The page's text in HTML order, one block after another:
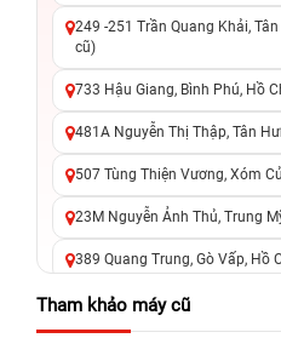
249 -251 Trần Quang Khải,
cũ)
733 Hậu Giang, Bình Phú, Hồ
481A Nguyễn Thị Thập, Tân
507 Tùng Thiện Vương, Xóm
23M Nguyễn Ảnh Thủ, Trung
389 Quang Trung, Gò Vấp, Hồ
625 - 625A Âu Cơ, Tân Phú, Hồ
Tham khảo máy cũ